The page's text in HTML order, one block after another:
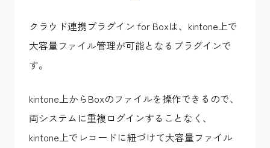
クラウド連携プラグイン for Boxは、kintone上で
大容量ファイル管理が可能となるプラグインで
す。
kintone上からBoxのファイルを操作できるので、
両システムに重複ログインすることなく、
kintone上でレコードに紐づけて大容量ファイル